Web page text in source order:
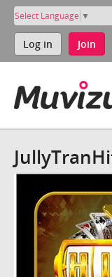
Select Language ▼
Log in Join